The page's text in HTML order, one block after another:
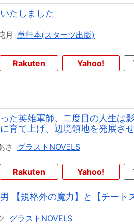
たしました
月 単行本(スターツ出版)
Rakuten Yahoo!
た英雄軍師、二度目の人生は
育て上げ、辺境領地を発展さ
さ グラストNOVELS
Rakuten Yahoo!
【規格外の魔力】と【チート
グラストNOVELS